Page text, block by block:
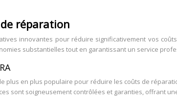
réparation
innovantes pour réduire significativement vos
substantielles tout en garantissant un service
plus en plus populaire pour réduire les coûts de
sont soigneusement contrôlées et garanties, offrant